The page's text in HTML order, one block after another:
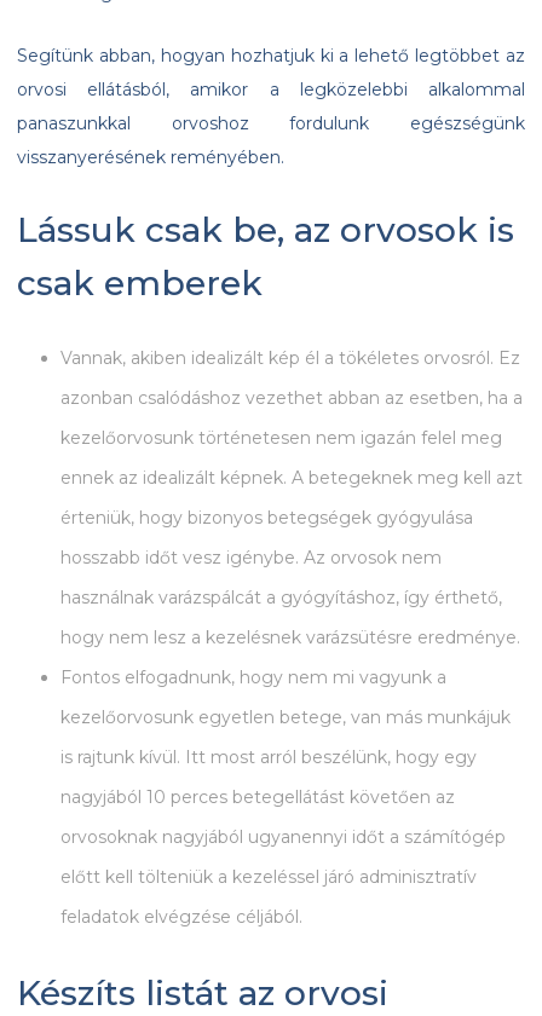
Segítünk abban, hogyan hozhatjuk ki a lehető legtöbbet az
orvosi ellátásból, amikor a legközelebbi alkalommal
panaszunkkal orvoshoz fordulunk egészségünk
visszanyerésének reményében.
Lássuk csak be, az orvosok is
csak emberek
Vannak, akiben idealizált kép él a tökéletes orvosról. Ez
azonban csalódáshoz vezethet abban az esetben, ha a
kezelőorvosunk történetesen nem igazán felel meg
ennek az idealizált képnek. A betegeknek meg kell azt
érteniük, hogy bizonyos betegségek gyógyulása
hosszabb időt vesz igénybe. Az orvosok nem
használnak varázspálcát a gyógyításhoz, így érthető,
hogy nem lesz a kezelésnek varázsütésre eredménye.
Fontos elfogadnunk, hogy nem mi vagyunk a
kezelőorvosunk egyetlen betege, van más munkájuk
is rajtunk kívül. Itt most arról beszélünk, hogy egy
nagyjából 10 perces betegellátást követően az
orvosoknak nagyjából ugyanennyi időt a számítógép
előtt kell tölteniük a kezeléssel járó adminisztratív
feladatok elvégzése céljából.
Készíts listát az orvosi